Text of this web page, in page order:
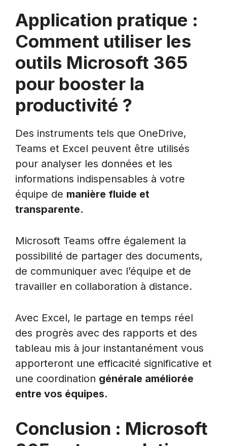
Application pratique :
Comment utiliser les
outils Microsoft 365
pour booster la
productivité ?
Des instruments tels que OneDrive,
Teams et Excel peuvent être utilisés
pour analyser les données et les
informations indispensables à votre
équipe de manière fluide et
transparente.
Microsoft Teams offre également la
possibilité de partager des documents,
de communiquer avec l’équipe et de
travailler en collaboration à distance.
Avec Excel, le partage en temps réel
des progrès avec des rapports et des
tableau mis à jour instantanément vous
apporteront une efficacité significative et
une coordination générale améliorée
entre vos équipes.
Conclusion : Microsoft